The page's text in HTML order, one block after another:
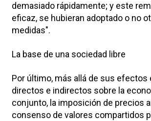
demasiado rápidamente; y este
eficaz, se hubieran adoptado o no
medidas".
La base de una sociedad libre
Por último, más allá de sus
directos e indirectos sobre la
conjunto, la imposición de precios
consenso de valores compartidos